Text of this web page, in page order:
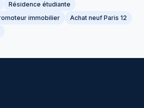
Résidence étudiante
immobilier
Achat neuf Paris 12